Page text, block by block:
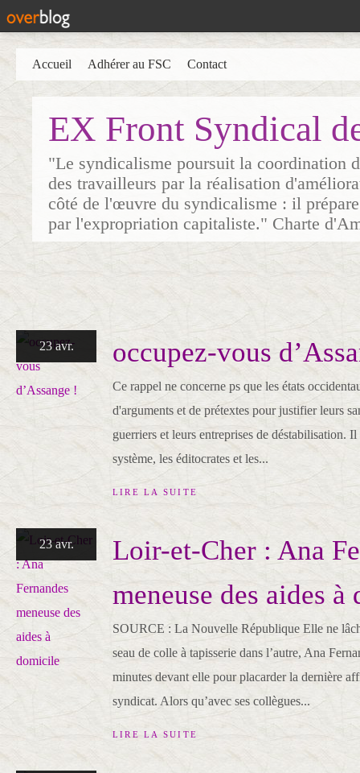
EX Front Syndical
"Le syndicalisme poursuit la coordination
des travailleurs par la réalisation
côté de l'œuvre du syndicalisme : il
par l'expropriation capitaliste." Charte
Accueil Adhérer au FSC Contact
23 avr. occupez-vous
Ce rappel ne concerne ps que les états
d'arguments et de prétextes pour justifier leurs
guerriers et leurs entreprises de déstabilisation.
système, les éditocrates et les...
LIRE LA SUITE
23 avr.
Loir-et-Cher : Ana
meneuse des aides
SOURCE : La Nouvelle République Elle ne
seau de colle à tapisserie dans l’autre, Ana
minutes devant elle pour placarder la dernière
syndicat. Alors qu’avec ses collègues...
LIRE LA SUITE